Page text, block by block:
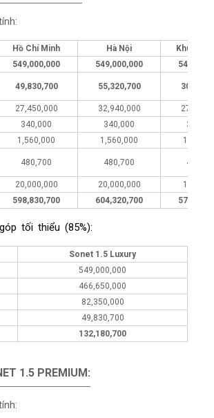
Hồ Chí Minh Hà Nội
Khu vực
549,000,000 549,000,000
49,830,700 55,320,700
27,450,000 32,940,000
340,000 340,000
1,560,000 1,560,000
480,700 480,700
20,000,000 20,000,000
598,830,700 604,320,700
tối thiểu (85%):
Sonet 1.5 Luxury
549,000,000
466,650,000
82,350,000
49,830,700
132,180,700
1.5 PREMIUM: